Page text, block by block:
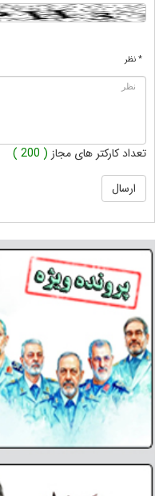
* نظر
تعداد کارکتر های مجاز ( 200 )